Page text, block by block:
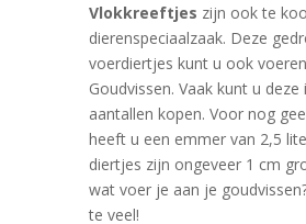
Vlokkreeftjes zijn ook te
dierenspeciaalzaak. Deze
voerdiertjes kunt u ook
Goudvissen. Vaak kunt u
aantallen kopen. Voor nog
heeft u een emmer van 2,5
diertjes zijn ongeveer 1 cm
wat voer je aan je
te veel!